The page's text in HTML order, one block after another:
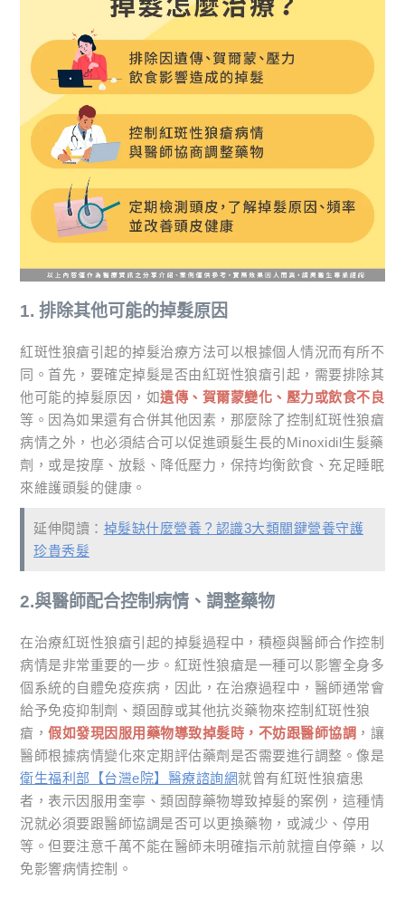
1. 排除其他可能的掉髮原因
紅斑性狼瘡引起的掉髮治療方法可以根據個人情況而有所不
同。首先，要確定掉髮是否由紅斑性狼瘡引起，需要排除其
他可能的掉髮原因，如遺傳、賀爾蒙變化、壓力或飲食不良
等。因為如果還有合併其他因素，那麼除了控制紅斑性狼瘡
病情之外，也必須結合可以促進頭髮生長的Minoxidil生髮藥
劑，或是按摩、放鬆、降低壓力，保持均衡飲食、充足睡眠
來維護頭髮的健康。
延伸閱讀： 掉髮缺什麼營養？認識3大類關鍵營養守護
珍貴秀髮
2.與醫師配合控制病情、調整藥物
在治療紅斑性狼瘡引起的掉髮過程中，積極與醫師合作控制
病情是非常重要的一步。紅斑性狼瘡是一種可以影響全身多
個系統的自體免疫疾病，因此，在治療過程中，醫師通常會
給予免疫抑制劑、類固醇或其他抗炎藥物來控制紅斑性狼
瘡， 假如發現因服用藥物導致掉髮時，不妨跟醫師協調 ，讓
醫師根據病情變化來定期評估藥劑是否需要進行調整。像是
衛生福利部【台灣e院】醫療諮詢網就曾有紅斑性狼瘡患
者，表示因服用奎寧、類固醇藥物導致掉髮的案例，這種情
況就必須要跟醫師協調是否可以更換藥物，或減少、停用
等。但要注意千萬不能在醫師未明確指示前就擅自停藥，以
免影響病情控制。